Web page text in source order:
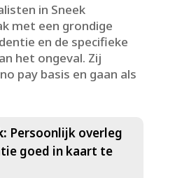
in Sneek
met een grondige
en de specifieke
het ongeval.​ Zij
pay basis en gaan als
Persoonlijk overleg
goed in kaart te